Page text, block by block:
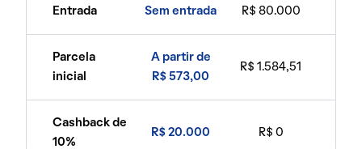
Entrada Sem entrada R$ 80.000
Parcela
inicial
A partir de
R$ 573,00
R$ 1.584,51
Cashback de
10%
R$ 20.000 R$ 0